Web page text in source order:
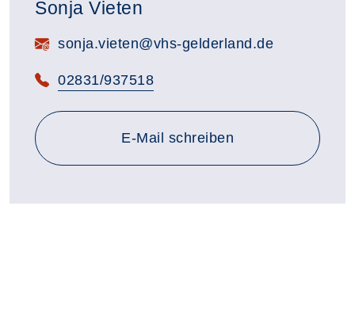
Sonja Vieten
E-Mail:sonja.vieten@vhs-gelderland.de
Telefon:
02831/937518
E-Mail schreiben